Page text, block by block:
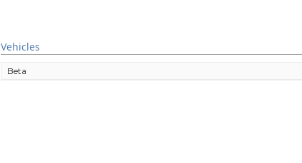
Vehicles
Beta